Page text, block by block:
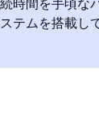
時間を手頃な
テムを搭載し